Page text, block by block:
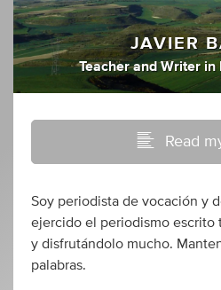
JAVIER
Teacher andWriter in
Read
Soy periodista de vocación y
ejercido el periodismo escrito
y disfrutándolo mucho.
palabras.